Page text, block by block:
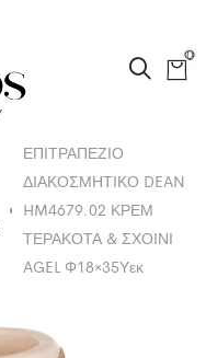
0
ΕΠΙΤΡΑΠΕΖΙΟ
ΔΙΑΚΟΣΜΗΤΙΚΟ DEAN
HM4679.02 ΚΡΕΜ
ΤΕΡΑΚΟΤΑ & ΣΧΟΙΝΙ
AGEL Φ18×35Υεκ